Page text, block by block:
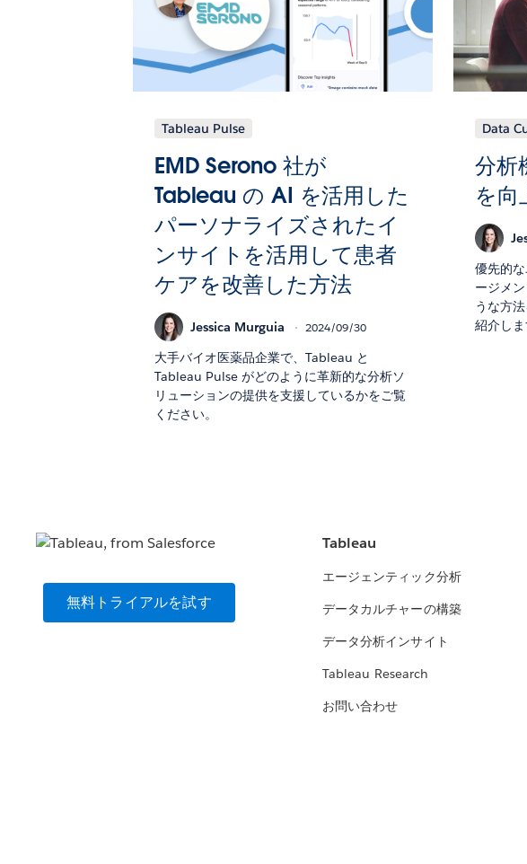
Tableau Pulse
EMD Serono 社が
Tableau の AI を活用した
パーソナライズされたイ
ンサイトを活用して患者
ケアを改善した方法
Jessica Murguia 2024/09/30
大手バイオ医薬品企業で、Tableau と
Tableau Pulse がどのように革新的な分析ソ
リューションの提供を支援しているかをご覧
ください。
Data
分析
を向
優先的
ージメ
うな方
紹介しま
無料トライアルを試す
Tableau
エージェンティック分析
データカルチャーの構築
データ分析インサイト
Tableau Research
お問い合わせ